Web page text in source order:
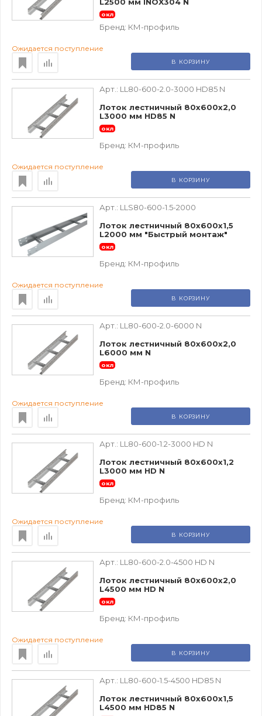
L2500 мм INOX304 N
окл
Бренд: КМ-профиль
Ожидается поступление
В КОРЗИНУ
Арт.: LL80-600-2.0-3000 HD85 N
Лоток лестничный 80х600х2,0
L3000 мм HD85 N
окл
Бренд: КМ-профиль
Ожидается поступление
В КОРЗИНУ
Арт.: LLS80-600-1.5-2000
Лоток лестничный 80х600х1,5
L2000 мм "Быстрый монтаж"
окл
Бренд: КМ-профиль
Ожидается поступление
В КОРЗИНУ
Арт.: LL80-600-2.0-6000 N
Лоток лестничный 80х600х2,0
L6000 мм N
окл
Бренд: КМ-профиль
Ожидается поступление
В КОРЗИНУ
Арт.: LL80-600-1.2-3000 HD N
Лоток лестничный 80х600х1,2
L3000 мм HD N
окл
Бренд: КМ-профиль
Ожидается поступление
В КОРЗИНУ
Арт.: LL80-600-2.0-4500 HD N
Лоток лестничный 80х600х2,0
L4500 мм HD N
окл
Бренд: КМ-профиль
Ожидается поступление
В КОРЗИНУ
Арт.: LL80-600-1.5-4500 HD85 N
Лоток лестничный 80х600х1,5
L4500 мм HD85 N